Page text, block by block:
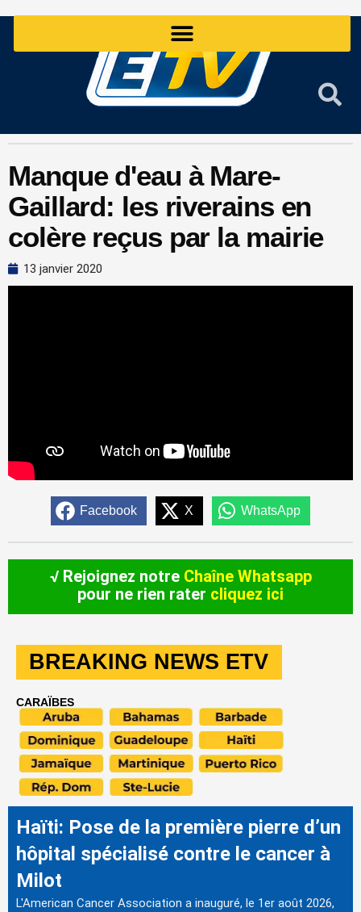
Manque d'eau à Mare-
Gaillard: les riverains en
colère reçus par la mairie
13 janvier 2020
Facebook X WhatsApp
√ Rejoignez notre Chaîne Whatsapp
pour ne rien rater cliquez ici
BREAKING NEWS ETV
CARAÏBES
Haïti: Pose de la première pierre d’un
hôpital spécialisé contre le cancer à
Milot
L'American Cancer Association a inauguré, le 1er août 2026,